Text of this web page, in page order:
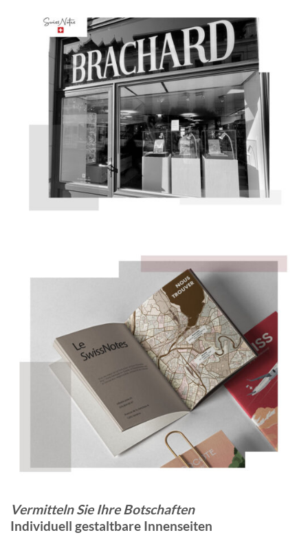
Vermitteln Sie Ihre Botschaften
Individuell gestaltbare Innenseiten